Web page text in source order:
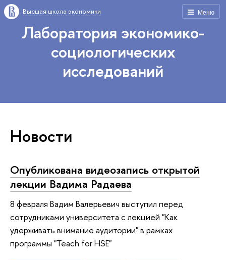
Меню
Высшая школа экономики
Лаборатория экономико-
социологических
исследований
Новости
Опубликована видеозапись открытой
лекции Вадима Радаева
8 февраля Вадим Валерьевич выступил перед
сотрудниками университета с лекцией "Как
удерживать внимание аудитории" в рамках
программы "Teach for HSE"